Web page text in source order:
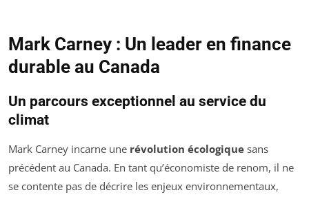
Mark Carney : Un leader en finance
durable au Canada
Un parcours exceptionnel au service du
climat
Mark Carney incarne une révolution écologique sans
précédent au Canada. En tant qu’économiste de renom, il ne
se contente pas de décrire les enjeux environnementaux,